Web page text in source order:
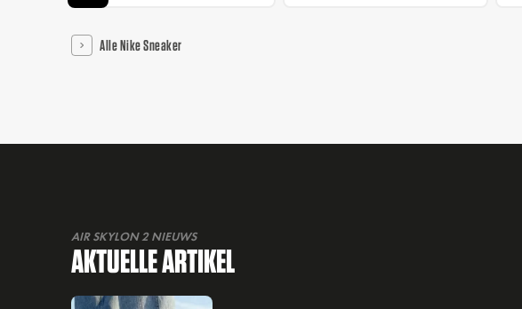
Alle Nike Sneaker
AIR SKYLON 2 NIEUWS
AKTUELLE ARTIKEL